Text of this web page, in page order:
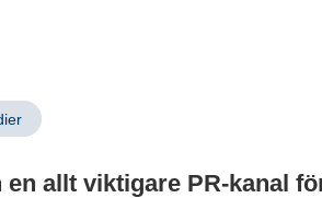
allt viktigare PR-kanal